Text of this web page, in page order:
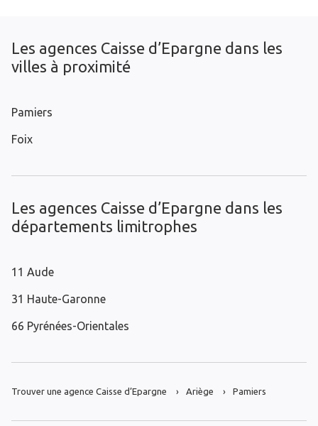
Les agences Caisse d’Epargne dans les
villes à proximité
Pamiers
Foix
Les agences Caisse d’Epargne dans les
départements limitrophes
11 Aude
31 Haute-Garonne
66 Pyrénées-Orientales
Trouver une agence Caisse d’Epargne Ariège Pamiers